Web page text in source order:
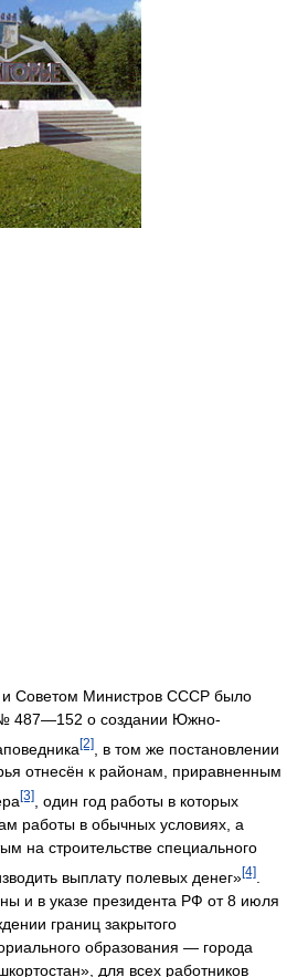
Советом Министров СССР было
487—152 о создании Южно-
[2]
, в том же постановлении
отнесён к районам, приравненным
[3]
, один год работы в которых
работы в обычных условиях, а
на строительстве специального
выплату полевых денег»[4]
и в указе президента РФ от 8 июля
границ закрытого
образования — города
для всех работников